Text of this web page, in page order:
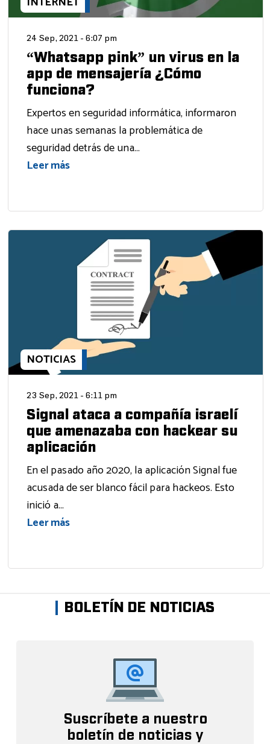
24 Sep, 2021 - 6:07 pm
“Whatsapp pink” un virus en la
app de mensajería ¿Cómo
funciona?
Expertos en seguridad informática, informaron
hace unas semanas la problemática de
seguridad detrás de una...
Leer más
NOTICIAS
23 Sep, 2021 - 6:11 pm
Signal ataca a compañía israelí
que amenazaba con hackear su
aplicación
En el pasado año 2020, la aplicación Signal fue
acusada de ser blanco fácil para hackeos. Esto
inició a...
Leer más
BOLETÍN DE NOTICIAS
Suscríbete a nuestro
boletín de noticias y